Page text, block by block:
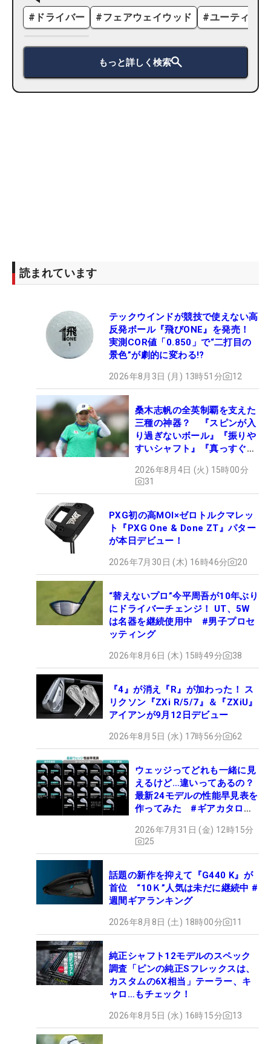
# ドライバー #フェアウェイウッド #ユーティリ
もっと詳しく検索
読まれています
テックウインドが競技で使えない高
反発ボール『飛びONE』を発売！
実測COR値「0.850」で“二打目の
景色”が劇的に変わる!?
2026年8月3日 (月) 13時51分 12
桑木志帆の全英制覇を支えた
三種の神器？ 『スピンが入
り過ぎないボール』『振りや
すいシャフト』『真っすぐ飛
セッティング
2026年8月4日 (火) 15時00分
31
PXG初の高MOI×ゼロトルクマレッ
ト『PXG One & Done ZT』パター
が本日デビュー！
2026年7月30日 (木) 16時46分 20
“替えないプロ”今平周吾が10年ぶり
にドライバーチェンジ！ UT、5W
は名器を継続使用中 #男子プロセ
ッティング
2026年8月6日 (木) 15時49分 38
『4』が消え『R』が加わった！ ス
リクソン『ZXi R/5/7』＆『ZXiU』
アイアンが9月12日デビュー
2026年8月5日 (水) 17時56分 62
ウェッジってどれも一緒に見
えるけど…違いってあるの？
最新24モデルの性能早見表を
作ってみた #ギアカタログ
2026年7月31日 (金) 12時15分
25
話題の新作を抑えて『G440 K』が
首位 “10Ｋ”人気は未だに継続中 #
週間ギアランキング
2026年8月8日 (土) 18時00分 11
純正シャフト12モデルのスペック
調査「ピンの純正Sフレックスは、
カスタムの6X相当」テーラー、キ
ャロ…もチェック！
2026年8月5日 (水) 16時15分 13